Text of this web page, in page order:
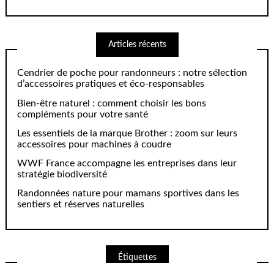
Articles récents
Cendrier de poche pour randonneurs : notre sélection
d’accessoires pratiques et éco-responsables
Bien-être naturel : comment choisir les bons
compléments pour votre santé
Les essentiels de la marque Brother : zoom sur leurs
accessoires pour machines à coudre
WWF France accompagne les entreprises dans leur
stratégie biodiversité
Randonnées nature pour mamans sportives dans les
sentiers et réserves naturelles
Étiquettes